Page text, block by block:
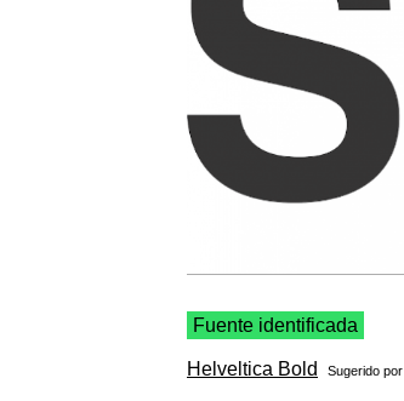
Fuente identificada
Helveltica Bold Sugerido por